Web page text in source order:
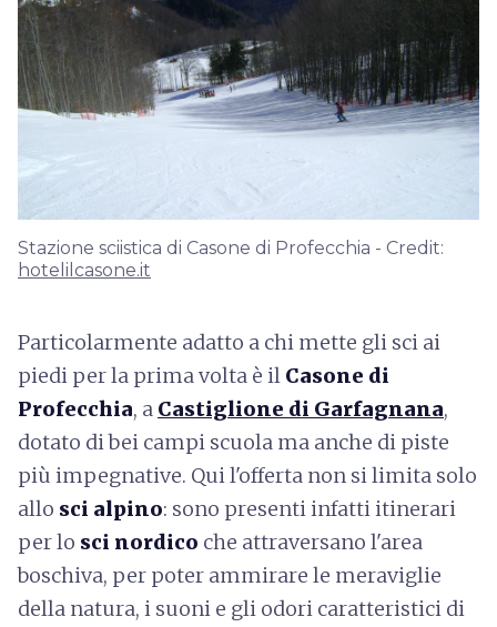
Stazione sciistica di Casone di Profecchia - Credit:
hotelilcasone.it
Particolarmente adatto a chi mette gli sci ai
piedi per la prima volta è il Casone di
Profecchia, a Castiglione di Garfagnana,
dotato di bei campi scuola ma anche di piste
più impegnative. Qui l'offerta non si limita solo
allo sci alpino: sono presenti infatti itinerari
per lo sci nordico che attraversano l'area
boschiva, per poter ammirare le meraviglie
della natura, i suoni e gli odori caratteristici di